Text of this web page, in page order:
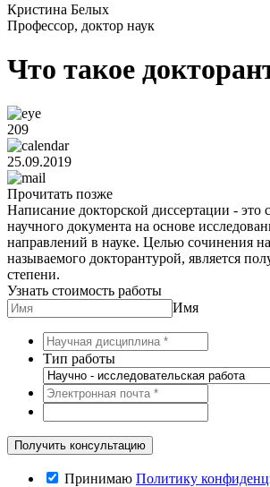
Кристина Белых
Профессор, доктор наук
Что такое
209
25.09.2019
Прочитать позже
Написание докторской диссертации - это
научного документа на основе
направлений в науке. Целью сочинения
называемого докторантурой, является
степени.
Узнать стоимость работы
Имя
Тип работы
Принимаю Политику